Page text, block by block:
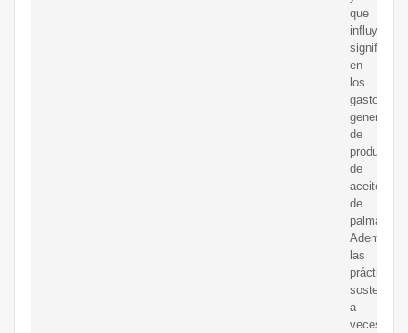
que
influyen
en
los
gastos
generales
de
producción
de
aceite
de
palma.
Además,
las
prácticas
a
veces